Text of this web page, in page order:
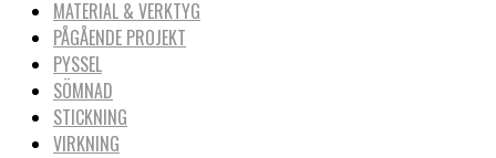
MATERIAL & VERKTYG
PÅGÅENDE PROJEKT
PYSSEL
SÖMNAD
STICKNING
VIRKNING